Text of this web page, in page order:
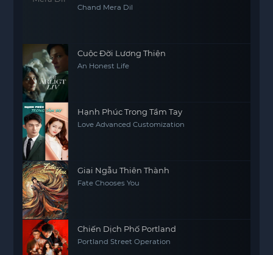
Chand Mera Dil
Cuộc Đời Lương Thiện
An Honest Life
Hạnh Phúc Trong Tầm Tay
Love Advanced Customization
Giai Ngẫu Thiên Thành
Fate Chooses You
Chiến Dịch Phố Portland
Portland Street Operation